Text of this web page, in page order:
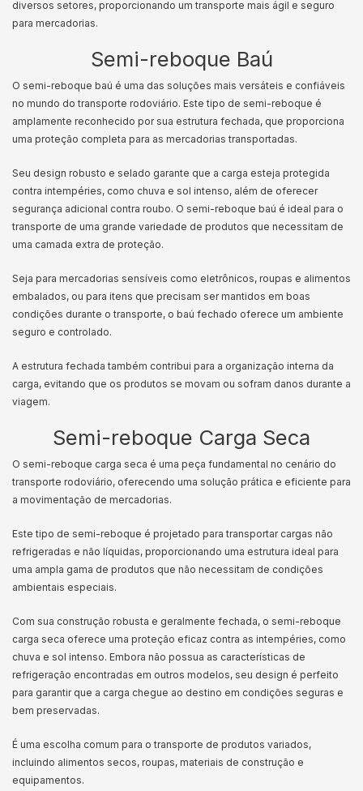
diversos setores, proporcionando um transporte mais ágil e seguro
para mercadorias.
Semi-reboque Baú
O semi-reboque baú é uma das soluções mais versáteis e confiáveis
no mundo do transporte rodoviário. Este tipo de semi-reboque é
amplamente reconhecido por sua estrutura fechada, que proporciona
uma proteção completa para as mercadorias transportadas.
Seu design robusto e selado garante que a carga esteja protegida
contra intempéries, como chuva e sol intenso, além de oferecer
segurança adicional contra roubo. O semi-reboque baú é ideal para o
transporte de uma grande variedade de produtos que necessitam de
uma camada extra de proteção.
Seja para mercadorias sensíveis como eletrônicos, roupas e alimentos
embalados, ou para itens que precisam ser mantidos em boas
condições durante o transporte, o baú fechado oferece um ambiente
seguro e controlado.
A estrutura fechada também contribui para a organização interna da
carga, evitando que os produtos se movam ou sofram danos durante a
viagem.
Semi-reboque Carga Seca
O semi-reboque carga seca é uma peça fundamental no cenário do
transporte rodoviário, oferecendo uma solução prática e eficiente para
a movimentação de mercadorias.
Este tipo de semi-reboque é projetado para transportar cargas não
refrigeradas e não líquidas, proporcionando uma estrutura ideal para
uma ampla gama de produtos que não necessitam de condições
ambientais especiais.
Com sua construção robusta e geralmente fechada, o semi-reboque
carga seca oferece uma proteção eficaz contra as intempéries, como
chuva e sol intenso. Embora não possua as características de
refrigeração encontradas em outros modelos, seu design é perfeito
para garantir que a carga chegue ao destino em condições seguras e
bem preservadas.
É uma escolha comum para o transporte de produtos variados,
incluindo alimentos secos, roupas, materiais de construção e
equipamentos.